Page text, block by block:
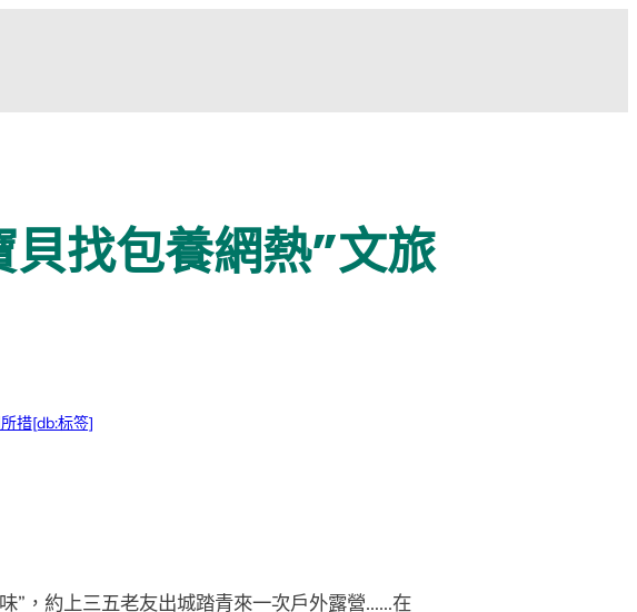
找包養網熱”文旅
措[db:标签]
”，約上三五老友出城踏青來一次戶外露營……在